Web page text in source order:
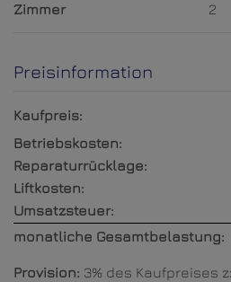
Zimmer 2
Preisinformation
Kaufpreis:
Betriebskosten:
Reparaturrücklage:
Liftkosten:
Umsatzsteuer:
monatliche Gesamtbelastung:
Provision: 3% des Kaufpreises